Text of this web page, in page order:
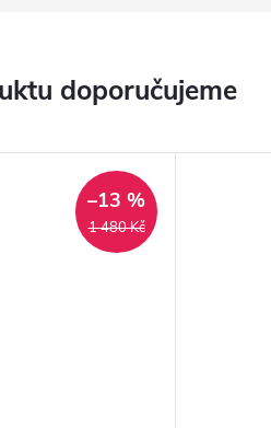
doporučujeme
1 480 Kč
–13 %